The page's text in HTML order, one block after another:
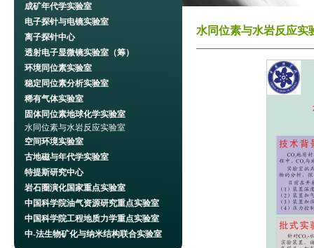
成矿年代学实验室
电子探针与电镜实验室
离子探针中心
透射电子显微镜实验室（筹）
环境同位素实验室
稳定同位素分析实验室
稀有气体实验室
固体同位素地球化学实验室
水同位素与水岩反应实验室
空间环境实验室
古地磁与年代学实验室
特提斯研究中心
岩石圈演化国家重点实验室
中国科学院油气资源研究重点实验室
中国科学院工程地质力学重点实验室
中-法生物矿化与纳米结构联合实验室
水同位素与水岩反应实